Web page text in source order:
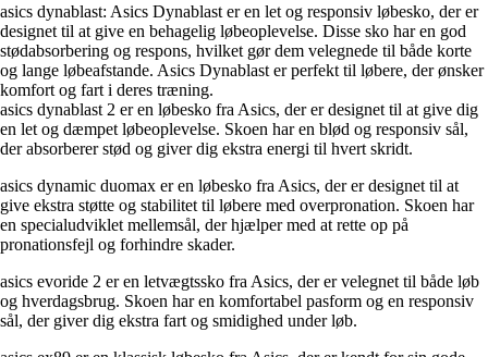
asics dynablast: Asics Dynablast er en let og responsiv løbesko, der er
designet til at give en behagelig løbeoplevelse. Disse sko har en god
stødabsorbering og respons, hvilket gør dem velegnede til både korte
og lange løbeafstande. Asics Dynablast er perfekt til løbere, der ønsker
komfort og fart i deres træning.
asics dynablast 2 er en løbesko fra Asics, der er designet til at give dig
en let og dæmpet løbeoplevelse. Skoen har en blød og responsiv sål,
der absorberer stød og giver dig ekstra energi til hvert skridt.
asics dynamic duomax er en løbesko fra Asics, der er designet til at
give ekstra støtte og stabilitet til løbere med overpronation. Skoen har
en specialudviklet mellemsål, der hjælper med at rette op på
pronationsfejl og forhindre skader.
asics evoride 2 er en letvægtssko fra Asics, der er velegnet til både løb
og hverdagsbrug. Skoen har en komfortabel pasform og en responsiv
sål, der giver dig ekstra fart og smidighed under løb.